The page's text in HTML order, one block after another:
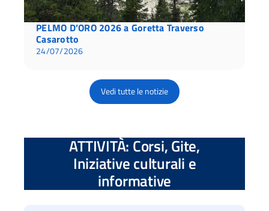
PELMO D’ORO 2026 a Goretta Traverso
Casarotto
24/07/2026
Vedi tutte le notizie
ATTIVITÀ: Corsi, Gite,
Iniziative culturali e
informative